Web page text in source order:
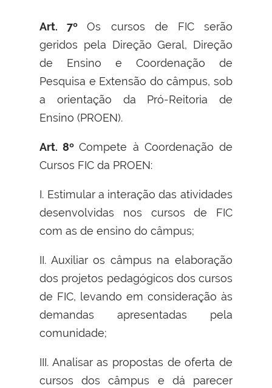
Art. 7ºOs cursos de FIC serão
geridos pela Direção Geral, Direção
de Ensino e Coordenação de
Pesquisa e Extensão do câmpus, sob
a orientação da Pró-Reitoria de
Ensino (PROEN).
Art. 8ºCompete à Coordenação de
Cursos FIC da PROEN:
I. Estimular a interação das atividades
desenvolvidas nos cursos de FIC
com as de ensino do câmpus;
II. Auxiliar os câmpus na elaboração
dos projetos pedagógicos dos cursos
de FIC, levando em consideração às
demandas apresentadas pela
comunidade;
III. Analisar as propostas de oferta de
cursos dos câmpus e dá parecer